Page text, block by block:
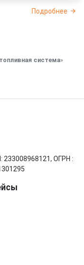
Подробнее
система»
ОГРН :